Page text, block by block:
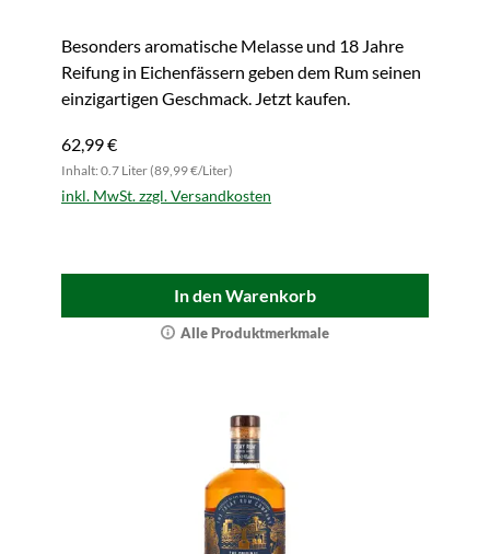
Besonders aromatische Melasse und 18 Jahre
Reifung in Eichenfässern geben dem Rum seinen
einzigartigen Geschmack. Jetzt kaufen.
62,99 €
Inhalt: 0.7 Liter (89,99 €/Liter)
inkl. MwSt. zzgl. Versandkosten
In den Warenkorb
Alle Produktmerkmale